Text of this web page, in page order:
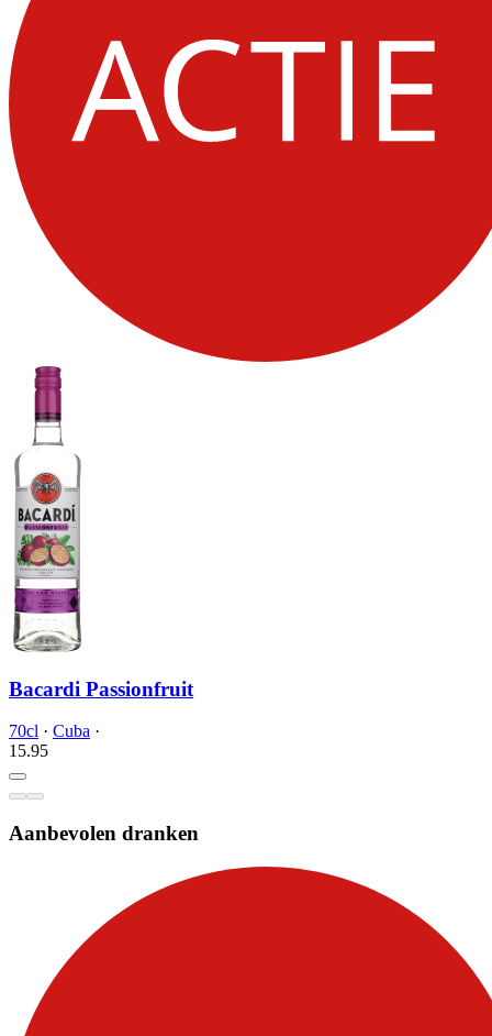
Bacardi Passionfruit
70cl · Cuba ·
15.95
Aanbevolen dranken